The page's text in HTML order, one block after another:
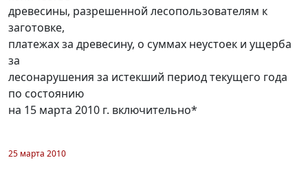
древесины, разрешенной лесопользователям к
заготовке,
платежах за древесину, о суммах неустоек и ущерба
за
лесонарушения за истекший период текущего года
по состоянию
на 15 марта 2010 г. включительно*
25 марта 2010